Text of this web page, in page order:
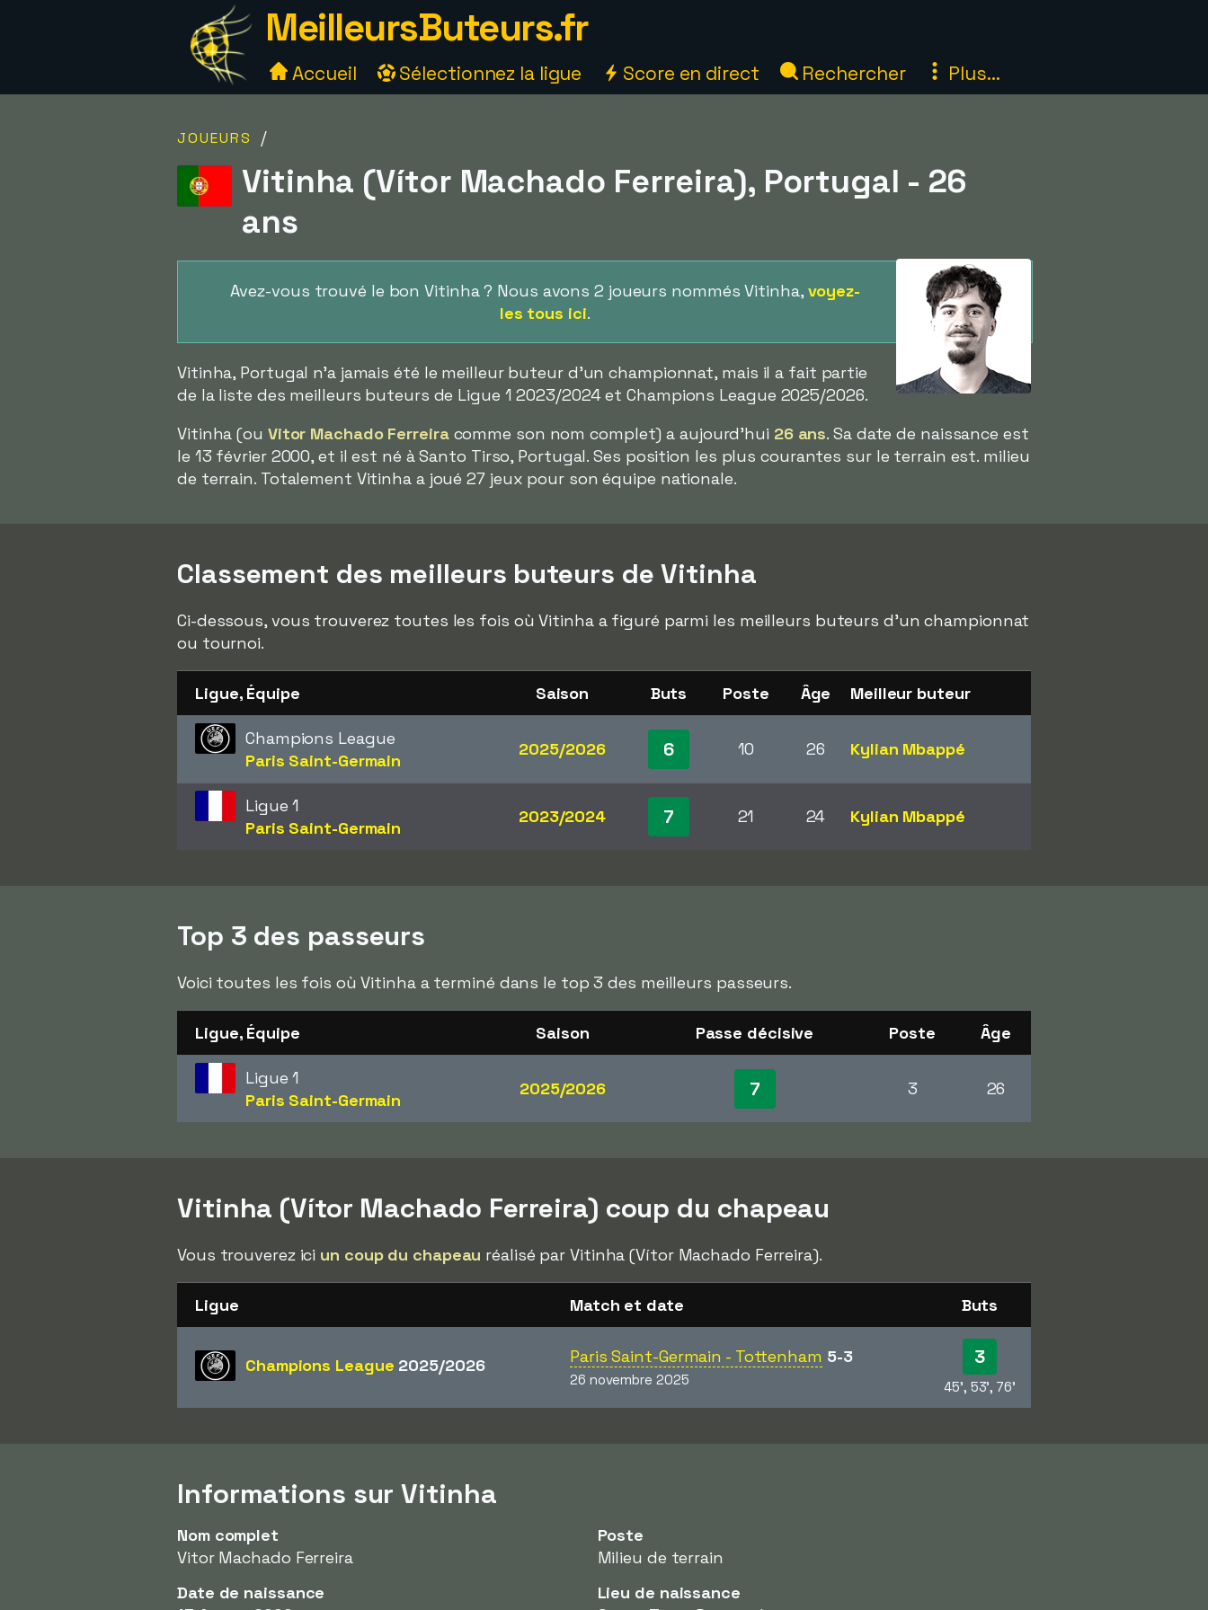
MeilleursButeurs.fr
Accueil Sélectionnez la ligue Score en direct Rechercher Plus...
JOUEURS /
Vitinha (Vítor Machado Ferreira), Portugal - 26
ans
Avez-vous trouvé le bon Vitinha ? Nous avons 2 joueurs nommés Vitinha, voyez-
les tous ici.
Vitinha, Portugal n'a jamais été le meilleur buteur d'un championnat, mais il a fait partie
de la liste des meilleurs buteurs de Ligue 1 2023/2024 et Champions League 2025/2026.
Vitinha (ou Vitor Machado Ferreiracomme son nom complet) a aujourd'hui 26 ans. Sa date de naissance est
le 13 février 2000, et il est né à Santo Tirso, Portugal. Ses position les plus courantes sur le terrain est. milieu
de terrain. Totalement Vitinha a joué 27 jeux pour son équipe nationale.
Classement des meilleurs buteurs de Vitinha
Ci-dessous, vous trouverez toutes les fois où Vitinha a figuré parmi les meilleurs buteurs d'un championnat
ou tournoi.
Ligue, Équipe Saison Buts Poste Âge Meilleur buteur
Champions League
Paris Saint-Germain
2025/2026 6 10 26 Kylian Mbappé
Ligue 1
Paris Saint-Germain
2023/2024 7 21 24 Kylian Mbappé
Top 3 des passeurs
Voici toutes les fois où Vitinha a terminé dans le top 3 des meilleurs passeurs.
Ligue, Équipe Saison Passe décisive Poste Âge
Ligue 1
Paris Saint-Germain
2025/2026 7 3 26
Vitinha (Vítor Machado Ferreira) coup du chapeau
Vous trouverez ici un coup du chapeau réalisé par Vitinha (Vítor Machado Ferreira).
Ligue Match et date Buts
Champions League 2025/2026 Paris Saint-Germain - Tottenham 5-3
26 novembre 2025
3
45', 53', 76'
Informations sur Vitinha
Nom complet
Vitor Machado Ferreira
Poste
Milieu de terrain
Date de naissance
Lieu de naissance